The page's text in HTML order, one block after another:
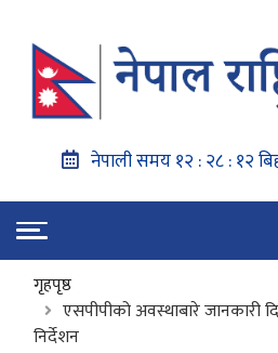
गृहपृष्ठ
एसपीपीको अवस्थाबारे जानकारी
निर्देशन